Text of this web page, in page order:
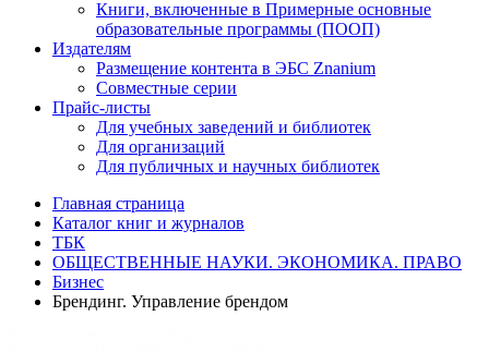
Книги, включенные в Примерные основные
образовательные программы (ПООП)
Издателям
Размещение контента в ЭБС Znanium
Совместные серии
Прайс-листы
Для учебных заведений и библиотек
Для организаций
Для публичных и научных библиотек
Главная страница
Каталог книг и журналов
ТБК
ОБЩЕСТВЕННЫЕ НАУКИ. ЭКОНОМИКА. ПРАВО
Бизнес
Брендинг. Управление брендом